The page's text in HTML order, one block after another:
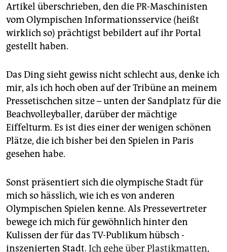
Artikel überschrieben, den die PR-Maschinisten
vom Olympischen Informationsservice (heißt
wirklich so) prächtigst bebildert auf ihr Portal
gestellt haben.
Das Ding sieht gewiss nicht schlecht aus, denke ich
mir, als ich hoch oben auf der Tribüne an meinem
Pressetischchen sitze – unten der Sandplatz für die
Beachvolleyballer, darüber der mächtige
Eiffelturm. Es ist dies einer der wenigen schönen
Plätze, die ich bisher bei den Spielen in Paris
gesehen habe.
Sonst präsentiert sich die olympische Stadt für
mich so hässlich, wie ich es von anderen
Olympischen Spielen kenne. Als Pressevertreter
bewege ich mich für gewöhnlich hinter den
Kulissen der für das TV-Publikum hübsch ­
inszenierten Stadt. Ich gehe über Plastikmatten,